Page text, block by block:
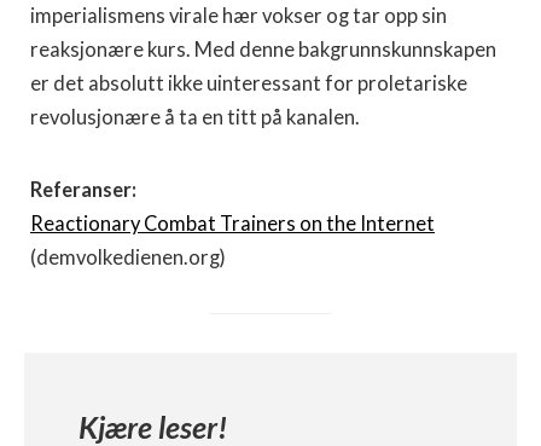
imperialismens virale hær vokser og tar opp sin
reaksjonære kurs. Med denne bakgrunnskunnskapen
er det absolutt ikke uinteressant for proletariske
revolusjonære å ta en titt på kanalen.
Referanser:
Reactionary Combat Trainers on the Internet
(demvolkedienen.org)
Kjære leser!